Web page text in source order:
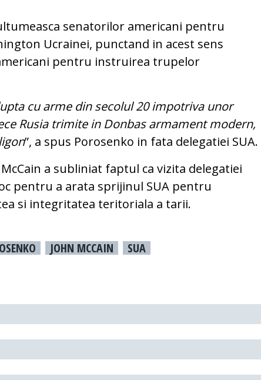
senatorilor americani pentru
Ucrainei, punctand in acest sens
pentru instruirea trupelor
cu arme din secolul 20 impotriva unor
Rusia trimite in Donbas armament modern,
”, a spus Porosenko in fata delegatiei SUA.
a subliniat faptul ca vizita delegatiei
pentru a arata sprijinul SUA pentru
si integritatea teritoriala a tarii.
JOHN MCCAIN
SUA